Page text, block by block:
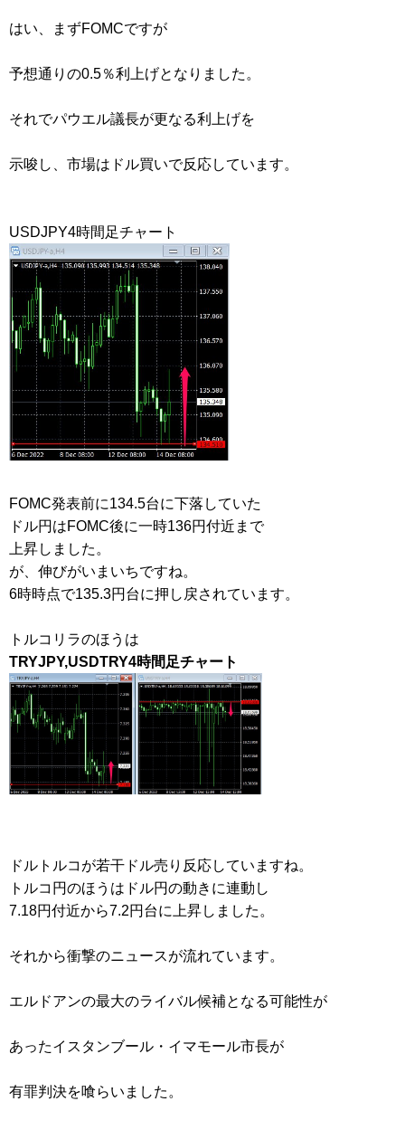
はい、まずFOMCですが
予想通りの0.5％利上げとなりました。
それでパウエル議長が更なる利上げを
示唆し、市場はドル買いで反応しています。
USDJPY4時間足チャート
FOMC発表前に134.5台に下落していた
ドル円はFOMC後に一時136円付近まで
上昇しました。
が、伸びがいまいちですね。
6時時点で135.3円台に押し戻されています。
トルコリラのほうは
TRYJPY,USDTRY4時間足チャート
ドルトルコが若干ドル売り反応していますね。
トルコ円のほうはドル円の動きに連動し
7.18円付近から7.2円台に上昇しました。
それから衝撃のニュースが流れています。
エルドアンの最大のライバル候補となる可能性が
あったイスタンブール・イマモール市長が
有罪判決を喰らいました。